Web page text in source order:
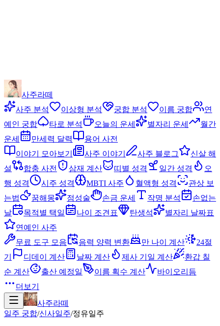
사주라떼
사주 분석
이상형 분석 궁합 분석 이름 궁합
연
예인 궁합
타로 분석 오늘의 운세 별자리 운세
월간
운세
만세력 달력
용어 사전
이야기 모아보기
사주 이야기 사주 블로그
신살 해
설
합충 사전 삼재 계산 띠별 성격 일간 성격
오
행 성격
시주 성격 MBTI 사주 혈액형 성격
관상 보
는법
꿈해몽 점성술 손금 운세 작명 분석
손없는
날
목적별 택일 나이 조견표 탄생석
별자리 날짜표
연예인 사주
무료 도구 모음
음력 양력 변환 만 나이 계산
24절
기
디데이 계산 날짜 계산 제사 기일 계산
환갑 칠
순 계산
출산 예정일 이름 획수 계산
바이오리듬
더보기
사주라떼
일주 궁합/신사일주/정유일주